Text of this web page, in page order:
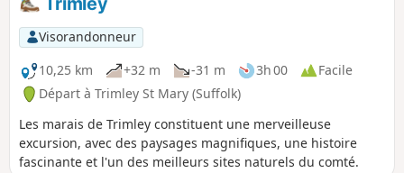
une grande partie du trajet, mais s'aventure à l'intérieur
des terres via Church End et Erwarton Hall pour boucler la
boucle.
Visorandonneur
10,25 km
+32 m -31 m 3h 00
Facile
Départ à Trimley St Mary (Suffolk)
Les marais de Trimley constituent une merveilleuse
excursion, avec des paysages magnifiques, une histoire
fascinante et l'un des meilleurs sites naturels du comté.